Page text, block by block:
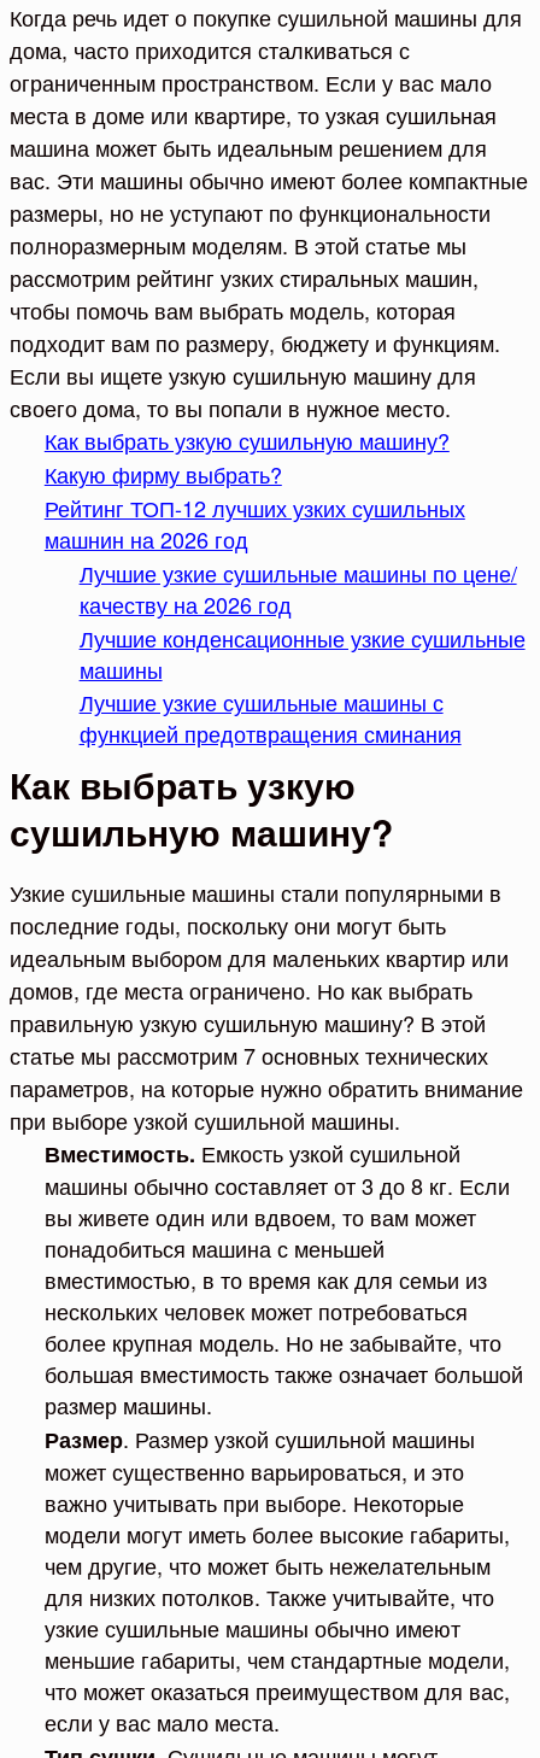
Когда речь идет о покупке сушильной машины для
дома, часто приходится сталкиваться с
ограниченным пространством. Если у вас мало
места в доме или квартире, то узкая сушильная
машина может быть идеальным решением для
вас. Эти машины обычно имеют более компактные
размеры, но не уступают по функциональности
полноразмерным моделям. В этой статье мы
рассмотрим рейтинг узких стиральных машин,
чтобы помочь вам выбрать модель, которая
подходит вам по размеру, бюджету и функциям.
Если вы ищете узкую сушильную машину для
своего дома, то вы попали в нужное место.
Как выбрать узкую сушильную машину?
Какую фирму выбрать?
Рейтинг ТОП-12 лучших узких сушильных
машнин на 2026 год
Лучшие узкие сушильные машины по цене/
качеству на 2026 год
Лучшие конденсационные узкие сушильные
машины
Лучшие узкие сушильные машины с
функцией предотвращения сминания
Как выбрать узкую
сушильную машину?
Узкие сушильные машины стали популярными в
последние годы, поскольку они могут быть
идеальным выбором для маленьких квартир или
домов, где места ограничено. Но как выбрать
правильную узкую сушильную машину? В этой
статье мы рассмотрим 7 основных технических
параметров, на которые нужно обратить внимание
при выборе узкой сушильной машины.
Вместимость. Емкость узкой сушильной
машины обычно составляет от 3 до 8 кг. Если
вы живете один или вдвоем, то вам может
понадобиться машина с меньшей
вместимостью, в то время как для семьи из
нескольких человек может потребоваться
более крупная модель. Но не забывайте, что
большая вместимость также означает большой
размер машины.
Размер. Размер узкой сушильной машины
может существенно варьироваться, и это
важно учитывать при выборе. Некоторые
модели могут иметь более высокие габариты,
чем другие, что может быть нежелательным
для низких потолков. Также учитывайте, что
узкие сушильные машины обычно имеют
меньшие габариты, чем стандартные модели,
что может оказаться преимуществом для вас,
если у вас мало места.